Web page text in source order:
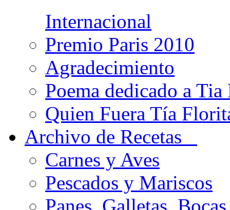
Internacional
Premio Paris 2010
Agradecimiento
Poema dedicado a
Quien Fuera Tía
Archivo de Recetas
Carnes y Aves
Pescados y Mariscos
Panes, Galletas,